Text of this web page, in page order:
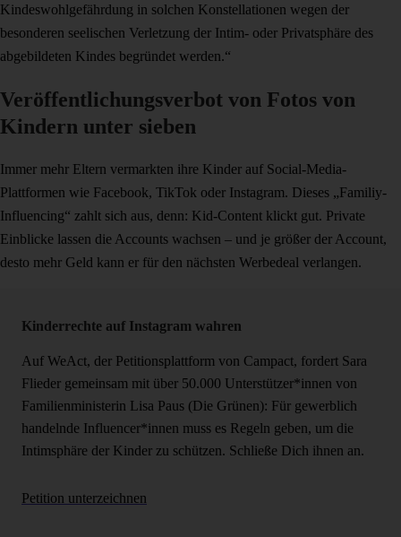
Kindeswohlgefährdung in solchen Konstellationen wegen der
besonderen seelischen Verletzung der Intim- oder Privatsphäre des
abgebildeten Kindes begründet werden.“
Veröffentlichungsverbot von Fotos von
Kindern unter sieben
Immer mehr Eltern vermarkten ihre Kinder auf Social-Media-
Plattformen wie Facebook, TikTok oder Instagram. Dieses „Familiy-
Influencing“ zahlt sich aus, denn: Kid-Content klickt gut. Private
Einblicke lassen die Accounts wachsen – und je größer der Account,
desto mehr Geld kann er für den nächsten Werbedeal verlangen.
Kinderrechte auf Instagram wahren
Auf WeAct, der Petitionsplattform von Campact, fordert Sara
Flieder gemeinsam mit über 50.000 Unterstützer*innen von
Familienministerin Lisa Paus (Die Grünen): Für gewerblich
handelnde Influencer*innen muss es Regeln geben, um die
Intimsphäre der Kinder zu schützen. Schließe Dich ihnen an.
Petition unterzeichnen